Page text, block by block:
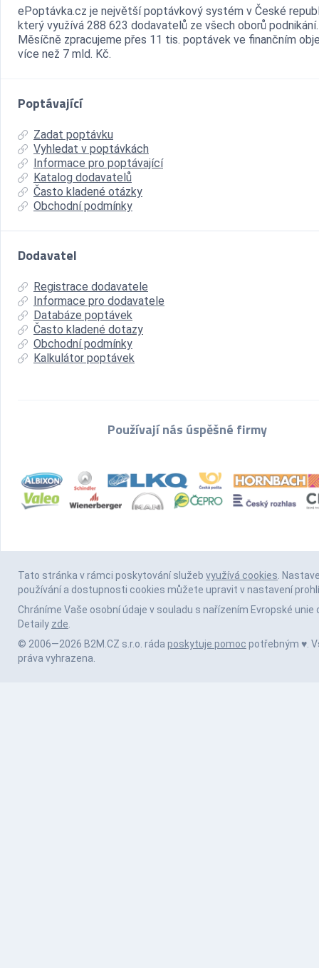
ePoptávka.cz je největší poptávkový systém v České
který využívá 288 623 dodavatelů ze všech oborů podnikání.
Měsíčně zpracujeme přes 11 tis. poptávek ve finančním
více než 7 mld. Kč.
Poptávající
Zadat poptávku
Vyhledat v poptávkách
Informace pro poptávající
Katalog dodavatelů
Často kladené otázky
Obchodní podmínky
Dodavatel
Registrace dodavatele
Informace pro dodavatele
Databáze poptávek
Často kladené dotazy
Obchodní podmínky
Kalkulátor poptávek
Používají nás úspěšné firmy
Tato stránka v rámci poskytování služeb využívá cookies .
používání a dostupnosti cookies můžete upravit v nastavení
Chráníme Vaše osobní údaje v souladu s nařízením Evropské unie
Detaily zde
© 2006—2026 B2M.CZ s.r.o. ráda poskytuje pomoc potřebným ♥️.
práva vyhrazena.